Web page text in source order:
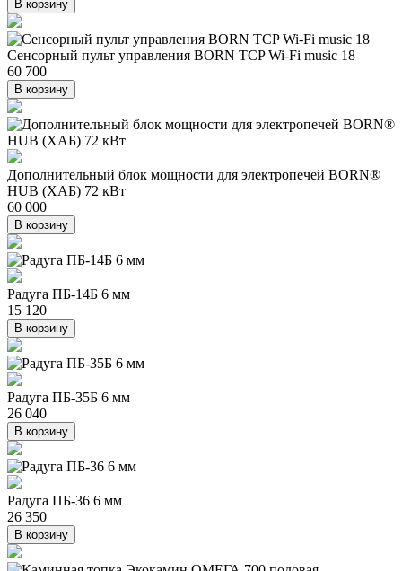
В корзину
Сенсорный пульт управления BORN TCP Wi-Fi music 18
60 700
В корзину
Дополнительный блок мощности для электропечей BORN®
HUB (ХАБ) 72 кВт
60 000
В корзину
Радуга ПБ-14Б 6 мм
15 120
В корзину
Радуга ПБ-35Б 6 мм
26 040
В корзину
Радуга ПБ-36 6 мм
26 350
В корзину